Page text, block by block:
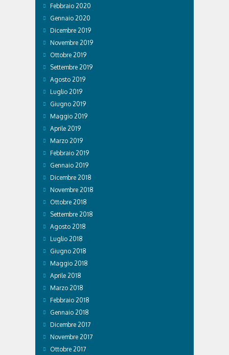
Febbraio 2020
Gennaio 2020
Dicembre 2019
Novembre 2019
Ottobre 2019
Settembre 2019
Agosto 2019
Luglio 2019
Giugno 2019
Maggio 2019
Aprile 2019
Marzo 2019
Febbraio 2019
Gennaio 2019
Dicembre 2018
Novembre 2018
Ottobre 2018
Settembre 2018
Agosto 2018
Luglio 2018
Giugno 2018
Maggio 2018
Aprile 2018
Marzo 2018
Febbraio 2018
Gennaio 2018
Dicembre 2017
Novembre 2017
Ottobre 2017